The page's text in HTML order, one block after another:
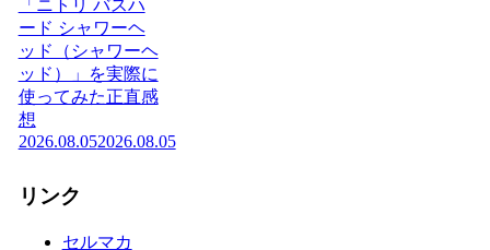
「ニトリ バスハ
ード シャワーヘ
ッド（シャワーヘ
ッド）」を実際に
使ってみた正直感
想
2026.08.052026.08.05
リンク
セルマカ